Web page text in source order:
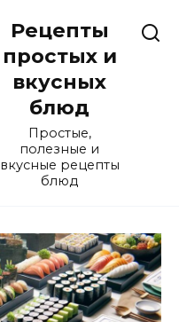
Рецепты
простых и
вкусных
блюд
Простые,
полезные и
вкусные рецепты
блюд